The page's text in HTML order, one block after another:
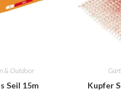
& Outdoor
Seil 15m
Kupfer